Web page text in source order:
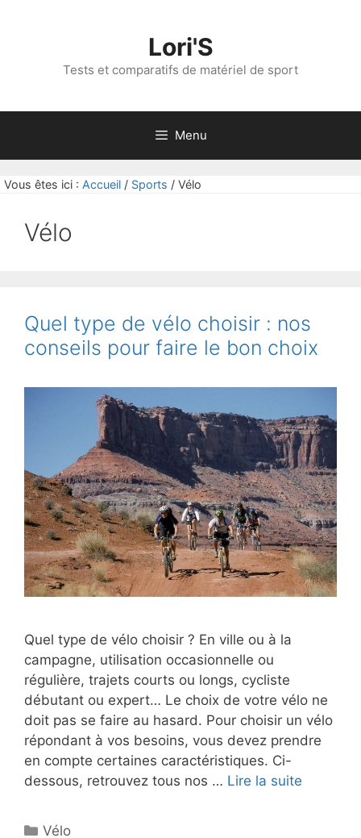
Lori'S
Tests et comparatifs de matériel de sport
Menu
Vous êtes ici : Accueil / Sports / Vélo
Vélo
Quel type de vélo choisir : nos
conseils pour faire le bon choix
Quel type de vélo choisir ? En ville ou à la
campagne, utilisation occasionnelle ou
régulière, trajets courts ou longs, cycliste
débutant ou expert… Le choix de votre vélo ne
doit pas se faire au hasard. Pour choisir un vélo
répondant à vos besoins, vous devez prendre
en compte certaines caractéristiques. Ci-
dessous, retrouvez tous nos … Lire la suite
Catégories
Vélo